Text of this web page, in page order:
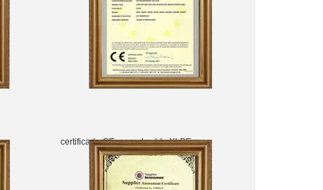
certificado CE para el cable XLPE